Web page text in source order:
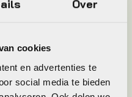
Over
cookies
en advertenties te
social media te bieden
Chroom